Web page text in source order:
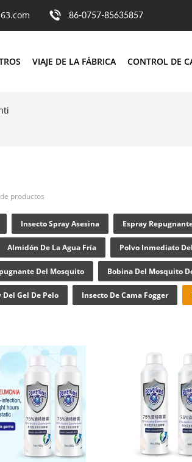
86-0757-85635857
VIAJE DE LA FÁBRICA CONTROL DE
productos
Insecto Spray Asesina Espray
Almidón De La Agua Fría Polvo Inmediato
Del Mosquito Bobina Del Mosquito
Del Gel De Pelo Insecto De Cama Fogger